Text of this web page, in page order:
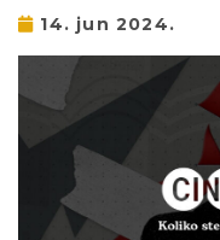
14. jun 2024.